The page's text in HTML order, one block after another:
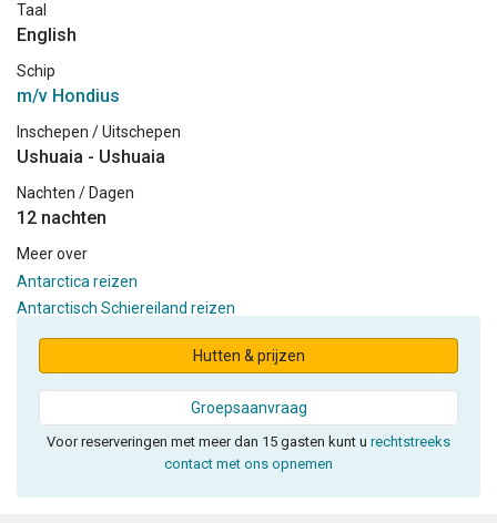
Taal
English
Schip
m/v Hondius
Inschepen / Uitschepen
Ushuaia - Ushuaia
Nachten / Dagen
12 nachten
Meer over
Antarctica reizen
Antarctisch Schiereiland reizen
Hutten & prijzen
Groepsaanvraag
Voor reserveringen met meer dan 15 gasten kunt u rechtstreeks
contact met ons opnemen